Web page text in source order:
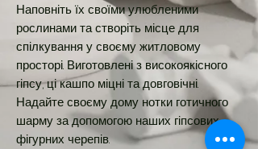
Наповніть їх своїми улюбленими
рослинами та створіть місце для
спілкування у своєму житловому
просторі. Виготовлені з високоякісного
гіпсу, ці кашпо міцні та довговічні.
Надайте своєму дому нотки готичного
шарму за допомогою наших гіпсових
фігурних черепів.